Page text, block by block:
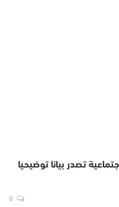
تصدر بيانا توضيحيا